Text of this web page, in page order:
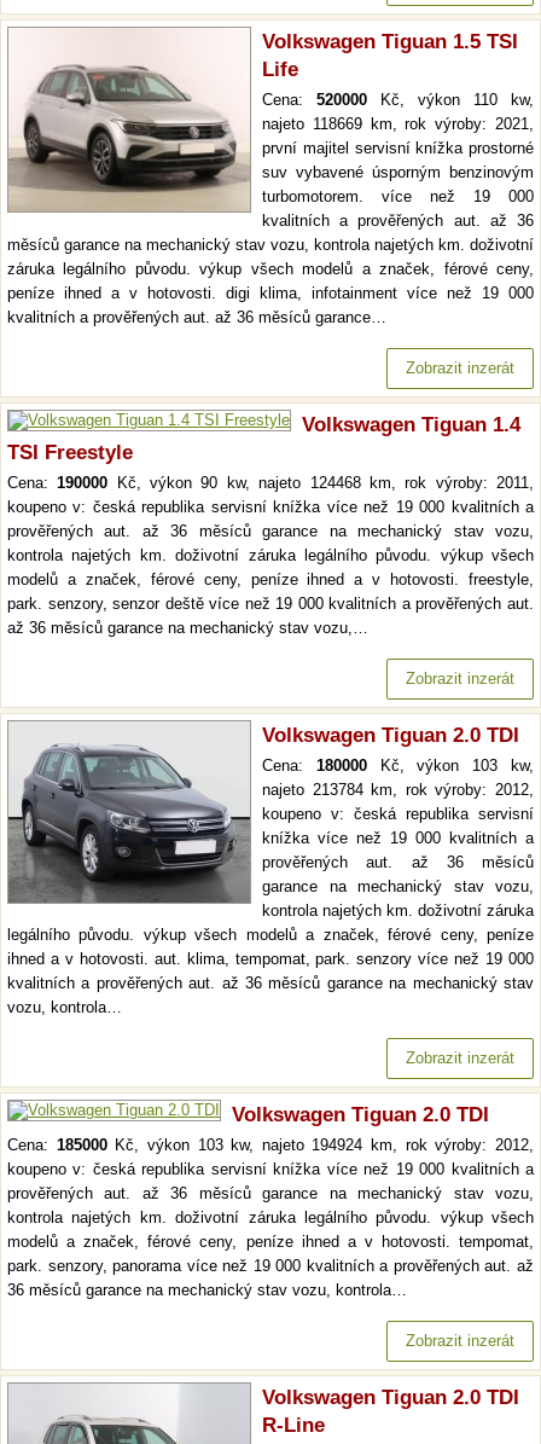
Volkswagen Tiguan 1.5 TSI
Life
Cena: 520000 Kč, výkon 110 kw,
najeto 118669 km, rok výroby: 2021,
první majitel servisní knížka prostorné
suv vybavené úsporným benzinovým
turbomotorem. více než 19 000
kvalitních a prověřených aut. až 36
měsíců garance na mechanický stav vozu, kontrola najetých km. doživotní
záruka legálního původu. výkup všech modelů a značek, férové ceny,
peníze ihned a v hotovosti. digi klima, infotainment více než 19 000
kvalitních a prověřených aut. až 36 měsíců garance…
Zobrazit inzerát
Volkswagen Tiguan 1.4
TSI Freestyle
Cena:190000 Kč, výkon 90 kw, najeto 124468 km, rok výroby: 2011,
koupeno v: česká republika servisní knížka více než 19 000 kvalitních a
prověřených aut. až 36 měsíců garance na mechanický stav vozu,
kontrola najetých km. doživotní záruka legálního původu. výkup všech
modelů a značek, férové ceny, peníze ihned a v hotovosti. freestyle,
park. senzory, senzor deště více než 19 000 kvalitních a prověřených aut.
až 36 měsíců garance na mechanický stav vozu,…
Zobrazit inzerát
Volkswagen Tiguan 2.0 TDI
Cena: 180000Kč, výkon 103 kw,
najeto 213784 km, rok výroby: 2012,
koupeno v: česká republika servisní
knížka více než 19 000 kvalitních a
prověřených aut. až 36 měsíců
garance na mechanický stav vozu,
kontrola najetých km. doživotní záruka
legálního původu. výkup všech modelů a značek, férové ceny, peníze
ihned a v hotovosti. aut. klima, tempomat, park. senzory více než 19 000
kvalitních a prověřených aut. až 36 měsíců garance na mechanický stav
vozu, kontrola…
Zobrazit inzerát
Volkswagen Tiguan 2.0 TDI
Cena: 185000Kč, výkon 103 kw, najeto 194924 km, rok výroby: 2012,
koupeno v: česká republika servisní knížka více než 19 000 kvalitních a
prověřených aut. až 36 měsíců garance na mechanický stav vozu,
kontrola najetých km. doživotní záruka legálního původu. výkup všech
modelů a značek, férové ceny, peníze ihned a v hotovosti. tempomat,
park. senzory, panorama více než 19 000 kvalitních a prověřených aut. až
36 měsíců garance na mechanický stav vozu, kontrola…
Zobrazit inzerát
Volkswagen Tiguan 2.0 TDI
R-Line